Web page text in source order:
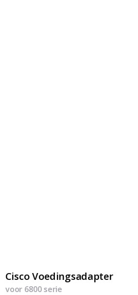
Cisco Voedingsadapter
voor 6800 serie